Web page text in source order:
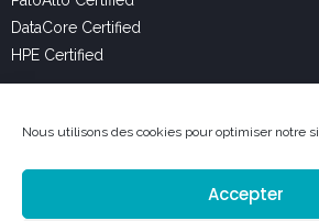
Nous utilisons des cookies pour optimiser notre
Accepter
DataCore Certified
HPE Certified
Liens Utiles